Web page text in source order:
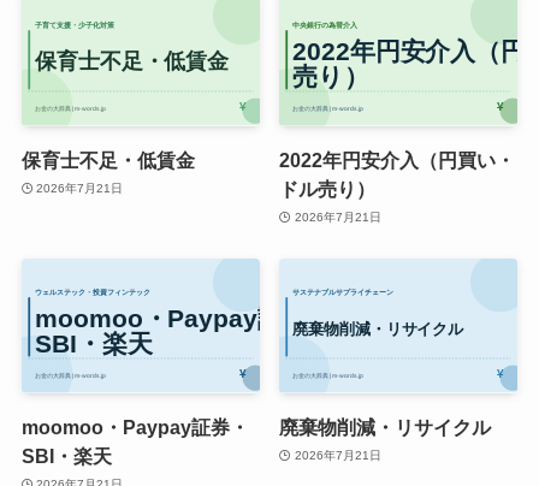
保育士不足・低賃金
2026年7月21日
2022年円安介入（円買い・
ドル売り）
2026年7月21日
moomoo・Paypay証券・
SBI・楽天
廃棄物削減・リサイクル
2026年7月21日